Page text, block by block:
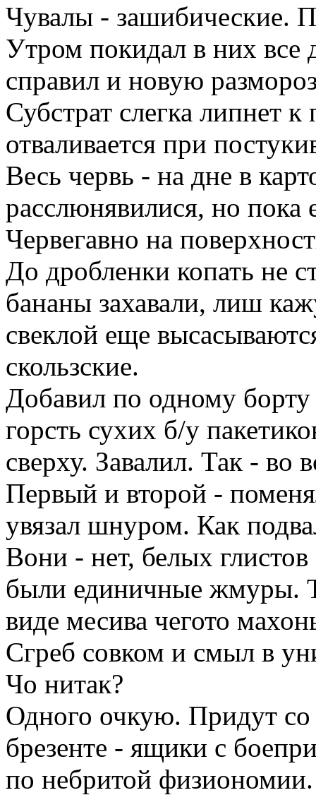
Чувалы - зашибические.
Утром покидал в них все
справил и новую
Субстрат слегка липнет
отваливается при
Весь червь - на дне в
расслюнявилися, но
Червегавно на
До дробленки копать не
бананы захавали, лиш
свеклой еще
скользские.
Добавил по одному
горсть сухих б/у
сверху. Завалил. Так - во
Первый и второй -
увязал шнуром. Как
Вони - нет, белых
были единичные жмуры.
виде месива чегото
Сгреб совком и смыл в
Чо нитак?
Одного очкую. Придут
брезенте - ящики с
по небритой физиономии.